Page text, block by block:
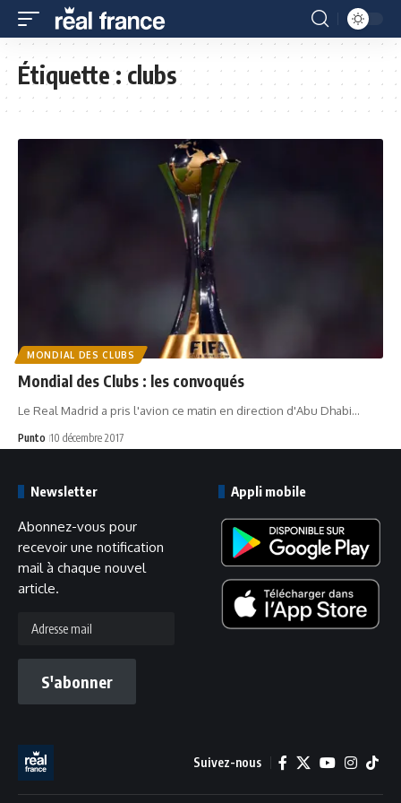
Étiquette :clubs
MONDIAL DES CLUBS
Mondial des Clubs : les convoqués
Le Real Madrid a pris l'avion ce matin en direction d'Abu Dhabi…
Punto 10 décembre 2017
Newsletter
Abonnez-vous pour
recevoir une notification
mail à chaque nouvel
article.
mail
S'abonner
Appli mobile
Suivez-nous